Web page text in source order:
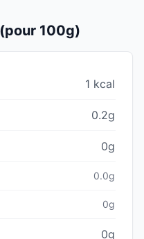
100g)
1 kcal
0.2g
0g
0.0g
0g
0g